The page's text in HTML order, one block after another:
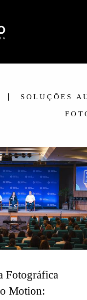
SOLUÇÕES
Fotográfica
Motion: